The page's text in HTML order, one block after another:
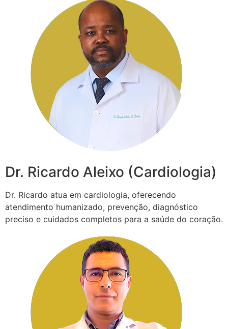
Dr. Ricardo Aleixo (Cardiologia)
Dr. Ricardo atua em cardiologia, oferecendo
atendimento humanizado, prevenção, diagnóstico
preciso e cuidados completos para a saúde do coração.